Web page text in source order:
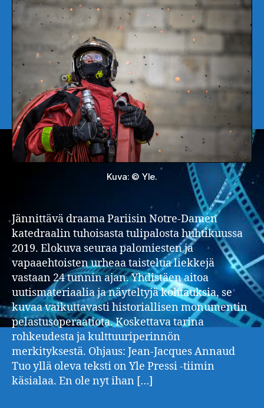
Kuva: © Yle.
Jännittävä draama Pariisin Notre-Damen
katedraalin tuhoisasta tulipalosta huhtikuussa
2019. Elokuva seuraa palomiesten ja
vapaaehtoisten urheaa taistelua liekkejä
vastaan 24 tunnin ajan. Yhdistäen aitoa
uutismateriaalia ja näyteltyjä kohtauksia, se
kuvaa vaikuttavasti historiallisen monumentin
pelastusoperaatiota. Koskettava tarina
rohkeudesta ja kulttuuriperinnön
merkityksestä. Ohjaus: Jean-Jacques Annaud
Tuo yllä oleva teksti on Yle Pressi -tiimin
käsialaa. En ole nyt ihan […]